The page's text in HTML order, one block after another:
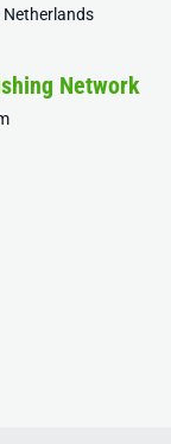
Netherlands
Network